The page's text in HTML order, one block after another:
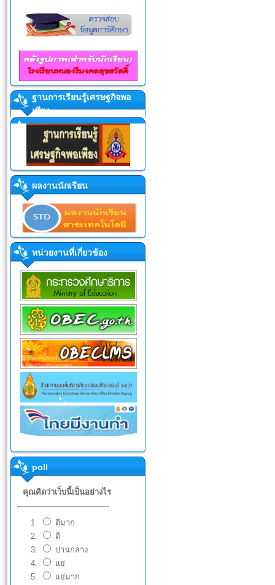
ฐานการเรียนรู้เศรษฐกิจพอ
เพียง
ผลงานนักเรียน
หน่วยงานที่เกี่ยวข้อง
poll
คุณคิดว่าเว็บนี้เป็นอย่างไร
ดีมาก
ดี
ปานกลาง
แย่
แย่มาก